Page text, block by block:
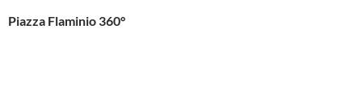
Piazza Flaminio 360°